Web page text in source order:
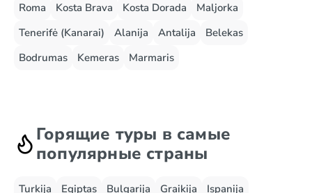
Roma
Kosta Brava Kosta Dorada
Maljorka
Tenerifė (Kanarai)
Alanija Antalija
Belekas
Bodrumas
Kemeras Marmaris
Горящие туры в самые
популярные страны
Turkija Egiptas Bulgarija Graikija
Ispanija